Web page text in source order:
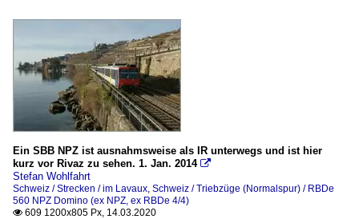
Ein SBB NPZ ist ausnahmsweise als IR unterwegs und ist hier
kurz vor Rivaz zu sehen. 1. Jan. 2014 
Stefan Wohlfahrt
Schweiz / Strecken / im Lavaux, Schweiz / Triebzüge (Normalspur) / RBDe
560 NPZ Domino (ex NPZ, ex RBDe 4/4)
 609 1200x805 Px, 14.03.2020